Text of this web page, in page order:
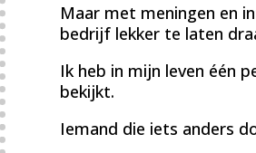
Maar met meningen en
bedrijf lekker te laten
Ik heb in mijn leven één
bekijkt.
Iemand die iets anders